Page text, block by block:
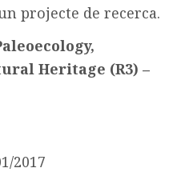
projecte de recerca.
Heritage (R3) –
2017